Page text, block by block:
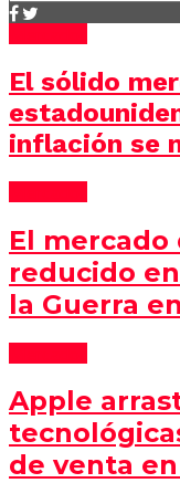
El sólido
inflación se
El
reducido
la Guerra
Apple
de venta